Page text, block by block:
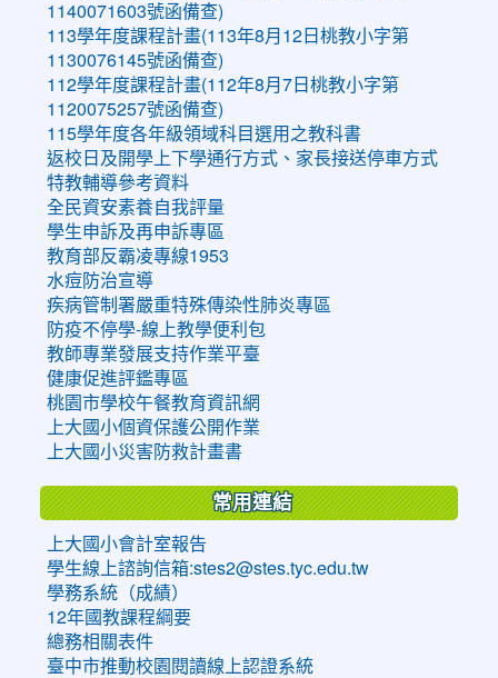
1140071603號函備查)
113學年度課程計畫(113年8月12日桃教小字第
1130076145號函備查)
112學年度課程計畫(112年8月7日桃教小字第
1120075257號函備查)
115學年度各年級領域科目選用之教科書
返校日及開學上下學通行方式、家長接送停車方式
特教輔導參考資料
全民資安素養自我評量
學生申訴及再申訴專區
教育部反霸凌專線1953
水痘防治宣導
疾病管制署嚴重特殊傳染性肺炎專區
防疫不停學-線上教學便利包
教師專業發展支持作業平臺
健康促進評鑑專區
桃園市學校午餐教育資訊網
上大國小個資保護公開作業
上大國小災害防救計畫書
常用連結
上大國小會計室報告
學生線上諮詢信箱:stes2@stes.tyc.edu.tw
學務系統（成績）
12年國教課程綱要
總務相關表件
臺中市推動校園閱讀線上認證系統